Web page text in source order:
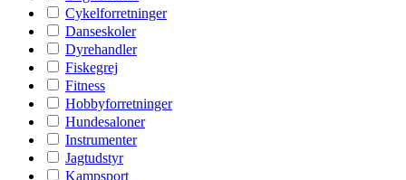
Cykelforretninger
Danseskoler
Dyrehandler
Fiskegrej
Fitness
Hobbyforretninger
Hundesaloner
Instrumenter
Jagtudstyr
Kampsport